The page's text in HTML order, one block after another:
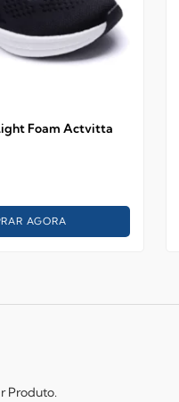
Foam Actvitta
AGORA
Produto.